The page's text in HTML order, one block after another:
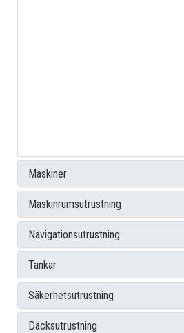
Maskiner
Maskinrumsutrustning
Navigationsutrustning
Tankar
Säkerhetsutrustning
Däcksutrustning